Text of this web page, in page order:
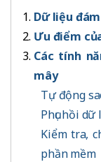
Dữ liệu
Ưu điểm
Các tính
mây
Tự động
Phục hồi
Kiểm tra,
phần mềm